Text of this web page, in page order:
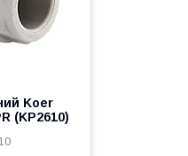
Koer
(KP2610)